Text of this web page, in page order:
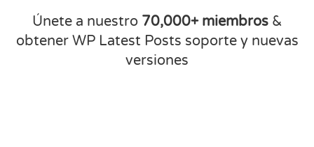
Únete a nuestro 70,000+ miembros&
obtener WP Latest Posts soporte y nuevas
versiones